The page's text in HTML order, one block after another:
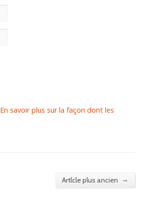
En savoir plus sur la façon dont les
Artlcle plus ancien →